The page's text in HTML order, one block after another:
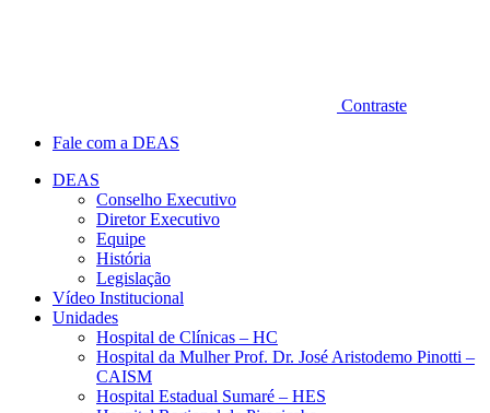
Contraste
Fale com a DEAS
DEAS
Conselho Executivo
Diretor Executivo
Equipe
História
Legislação
Vídeo Institucional
Unidades
Hospital de Clínicas – HC
Hospital da Mulher Prof. Dr. José Aristodemo Pinotti –
CAISM
Hospital Estadual Sumaré – HES